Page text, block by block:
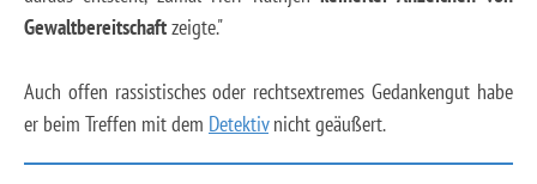
Gewaltbereitschaftzeigte."
Auch offen rassistisches oder rechtsextremes Gedankengut habe
er beim Treffen mit dem Detektivnicht geäußert.